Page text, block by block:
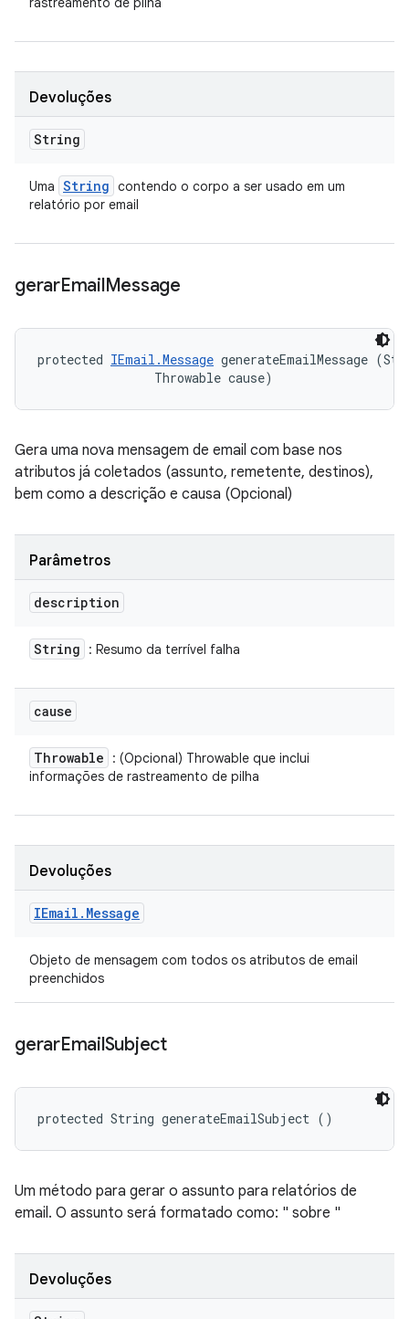
Devoluções
String
Uma String contendo o corpo a ser usado em um
relatório por email
gerarEmailMessage
protected IEmail.Message generateEmailMessage
                Throwable cause)
Gera uma nova mensagem de email com base nos
atributos já coletados (assunto, remetente, destinos),
bem como a descrição e causa (Opcional)
Parâmetros
description
String : Resumo da terrível falha
cause
Throwable
: (Opcional) Throwable que inclui
informações de rastreamento de pilha
Devoluções
IEmail . Message
Objeto de mensagem com todos os atributos de email
preenchidos
gerarEmailSubject
protected String generateEmailSubject ()
Um método para gerar o assunto para relatórios de
email. O assunto será formatado como: " sobre "
Devoluções